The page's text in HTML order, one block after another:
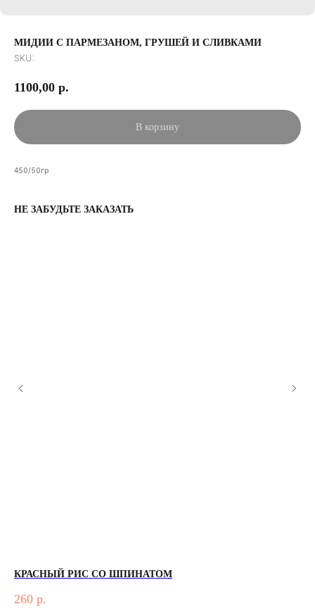
МИДИИ С ПАРМЕЗАНОМ, ГРУШЕЙ И СЛИВКАМИ
SKU:
1100,00 р.
В корзину
450/50гр
НЕ ЗАБУДЬТЕ ЗАКАЗАТЬ
КРАСНЫЙ РИС СО ШПИНАТОМ
260 р.